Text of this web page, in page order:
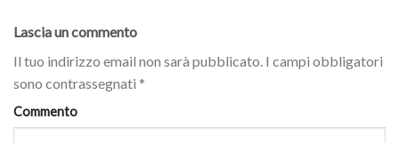
Lascia un commento
Il tuo indirizzo email non sarà pubblicato. I campi obbligatori
sono contrassegnati *
Commento